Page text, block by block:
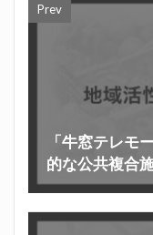
Prev
「牛窓テレモ
的な公共複合